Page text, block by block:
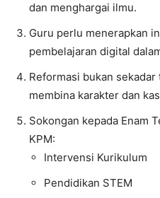
dan menghargai ilmu.
Guru perlu menerapkan
pembelajaran digital
Reformasi bukan
membina karakter dan
Sokongan kepada Enam
KPM:
Intervensi Kurikulum
Pendidikan STEM